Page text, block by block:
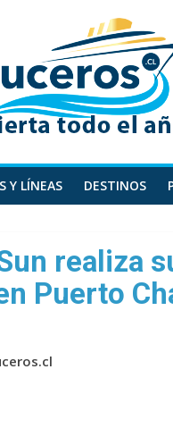
Y LÍNEAS DESTINOS
realiza
Puerto